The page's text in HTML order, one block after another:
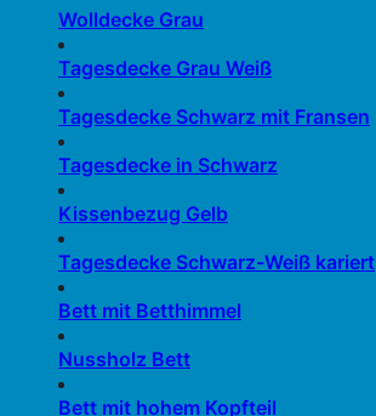
Wolldecke Grau
Tagesdecke Grau Weiß
Tagesdecke Schwarz mit Fransen
Tagesdecke in Schwarz
Kissenbezug Gelb
Tagesdecke Schwarz-Weiß kariert
Bett mit Betthimmel
Nussholz Bett
Bett mit hohem Kopfteil